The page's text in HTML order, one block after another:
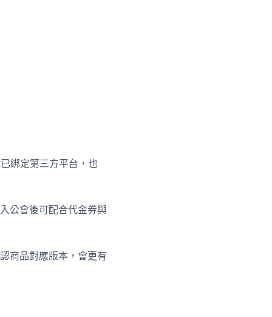
綁定第三方平台，也
公會後可配合代金券與
商品對應版本，會更有